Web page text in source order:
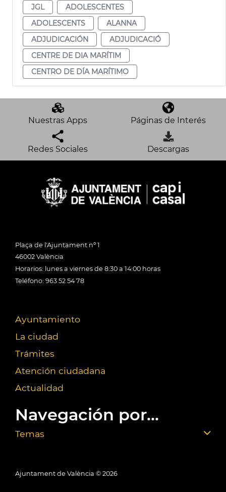
JGL
ADOLESCENTES
ADOLESCENTS
ALANNA
ADJUDICACIÓN
ADJUDICACIÓ
CENTRE DE DIA MARÍTIM
CENTRO DE DÍA MARÍTIMO
Nuestras Apps Páginas de Interés
Redes Sociales Descargas
Plaça de l'Ajuntament nº 1
46002 València
Horarios: lunes a viernes de 8:30 a 14:00 horas
Teléfono: 963 52 54 78
Ayuntamiento
La ciudad
Trámites
Atención ciudadana
Actualidad
Navegación por...
Temas
Ajuntament de València © 2026